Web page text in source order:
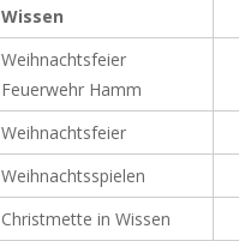
Wissen
Weihnachtsfeier
Feuerwehr Hamm
Weihnachtsfeier
Weihnachtsspielen
Christmette in Wissen